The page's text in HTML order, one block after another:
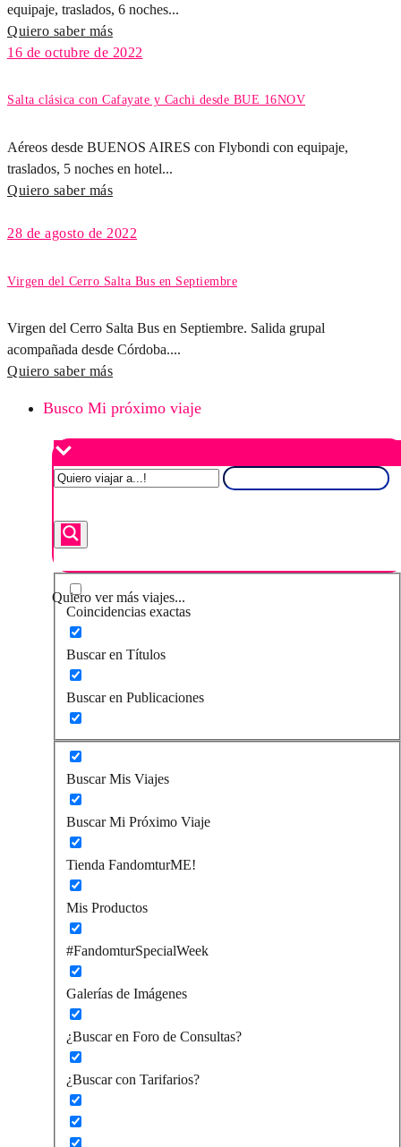
equipaje, traslados, 6 noches...
Quiero saber más
16 de octubre de 2022
Salta clásica con Cafayate y Cachi desde BUE 16NOV
Aéreos desde BUENOS AIRES con Flybondi con equipaje,
traslados, 5 noches en hotel...
Quiero saber más
28 de agosto de 2022
Virgen del Cerro Salta Bus en Septiembre
Virgen del Cerro Salta Bus en Septiembre. Salida grupal
acompañada desde Córdoba....
Quiero saber más
Busco Mi próximo viaje
Quiero ver más viajes...
Coincidencias exactas
Buscar en Títulos
Buscar en Publicaciones
Buscar Mis Viajes
Buscar Mi Próximo Viaje
Tienda FandomturME!
Mis Productos
#FandomturSpecialWeek
Galerías de Imágenes
¿Buscar en Foro de Consultas?
¿Buscar con Tarifarios?